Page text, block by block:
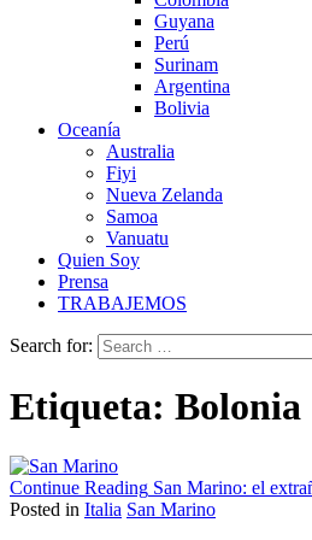
Guyana
Perú
Surinam
Argentina
Bolivia
Oceanía
Australia
Fiyi
Nueva Zelanda
Samoa
Vanuatu
Quien Soy
Prensa
TRABAJEMOS
Search for:
Etiqueta: Bolonia
Continue Reading San Marino: el
Posted in Italia San Marino